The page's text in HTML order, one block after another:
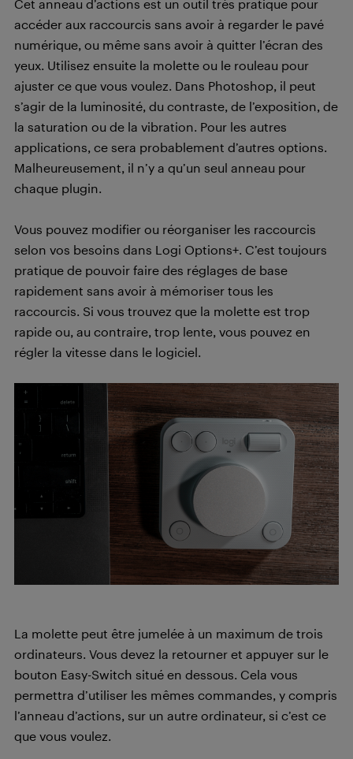
Cet anneau d’actions est un outil très pratique pour
accéder aux raccourcis sans avoir à regarder le pavé
numérique, ou même sans avoir à quitter l’écran des
yeux. Utilisez ensuite la molette ou le rouleau pour
ajuster ce que vous voulez. Dans Photoshop, il peut
s’agir de la luminosité, du contraste, de l’exposition, de
la saturation ou de la vibration. Pour les autres
applications, ce sera probablement d’autres options.
Malheureusement, il n’y a qu’un seul anneau pour
chaque plugin.
Vous pouvez modifier ou réorganiser les raccourcis
selon vos besoins dans Logi Options+. C’est toujours
pratique de pouvoir faire des réglages de base
rapidement sans avoir à mémoriser tous les
raccourcis. Si vous trouvez que la molette est trop
rapide ou, au contraire, trop lente, vous pouvez en
régler la vitesse dans le logiciel.
La molette peut être jumelée à un maximum de trois
ordinateurs. Vous devez la retourner et appuyer sur le
bouton Easy-Switch situé en dessous. Cela vous
permettra d’utiliser les mêmes commandes, y compris
l’anneau d’actions, sur un autre ordinateur, si c’est ce
que vous voulez.